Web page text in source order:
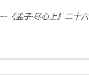
《孟子·尽心上》二十六